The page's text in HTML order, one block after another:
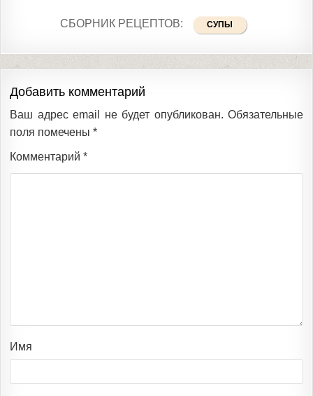
СБОРНИК РЕЦЕПТОВ: СУПЫ
Добавить комментарий
Ваш адрес email не будет опубликован. Обязательные
поля помечены *
Комментарий *
Имя